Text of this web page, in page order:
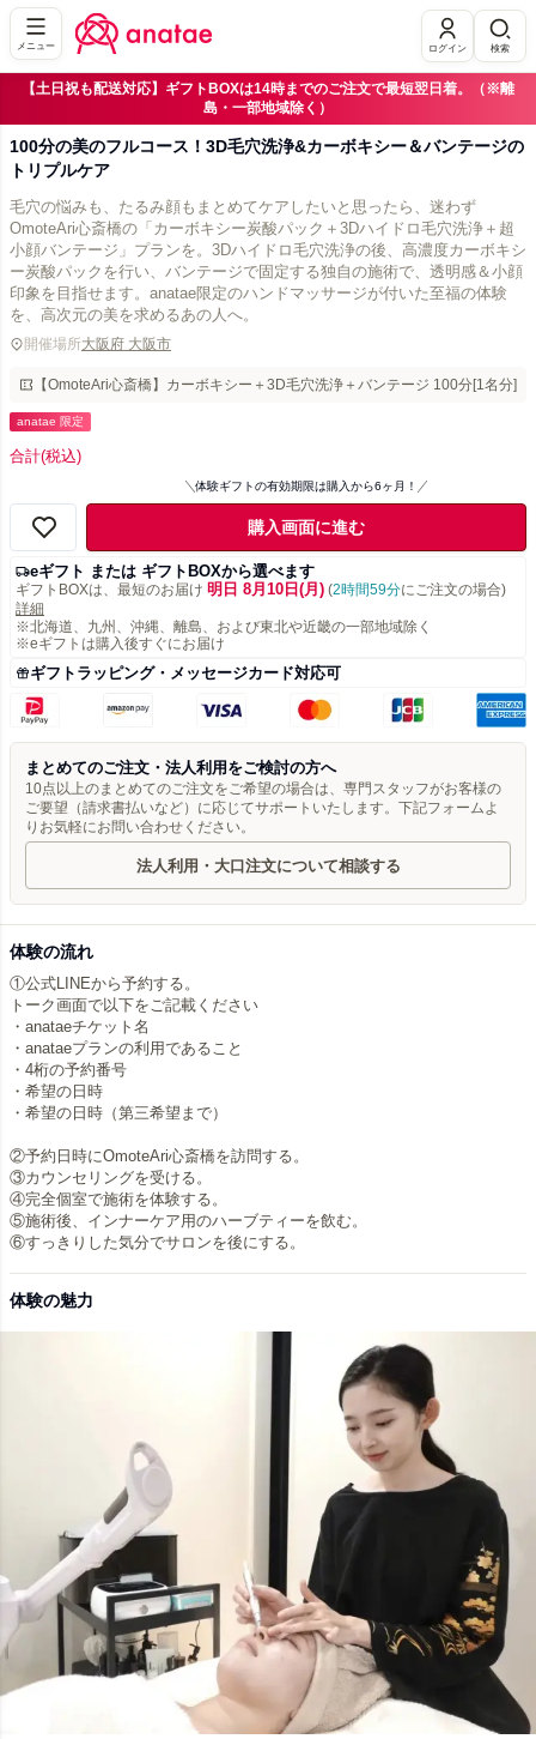
メニュー ログイン 検索
【土日祝も配送対応】ギフトBOXは14時までのご注文で最短翌日着。（※離
島・一部地域除く）
100分の美のフルコース！3D毛穴洗浄&カーボキシー＆バンテージの
トリプルケア
毛穴の悩みも、たるみ顔もまとめてケアしたいと思ったら、迷わず
OmoteAri心斎橋の「カーボキシー炭酸パック＋3Dハイドロ毛穴洗浄＋超
小顔バンテージ」プランを。3Dハイドロ毛穴洗浄の後、高濃度カーボキシ
ー炭酸パックを行い、バンテージで固定する独自の施術で、透明感＆小顔
印象を目指せます。anatae限定のハンドマッサージが付いた至福の体験
を、高次元の美を求めるあの人へ。
開催場所大阪府 大阪市
【OmoteAri心斎橋】カーボキシー＋3D毛穴洗浄＋バンテージ 100分[1名分]
anatae 限定
合計(税込)
体験ギフトの有効期限は購入から6ヶ月！
購入画面に進む
eギフト または ギフトBOXから選べます
ギフトBOXは、最短のお届け 明日 8月10日(月) (2時間59分にご注文の場合)
詳細
※北海道、九州、沖縄、離島、および東北や近畿の一部地域除く
※eギフトは購入後すぐにお届け
ギフトラッピング・メッセージカード対応可
まとめてのご注文・法人利用をご検討の方へ
10点以上のまとめてのご注文をご希望の場合は、専門スタッフがお客様の
ご要望（請求書払いなど）に応じてサポートいたします。下記フォームよ
りお気軽にお問い合わせください。
法人利用・大口注文について相談する
体験の流れ
①公式LINEから予約する。
トーク画面で以下をご記載ください
・anataeチケット名
・anataeプランの利用であること
・4桁の予約番号
・希望の日時
・希望の日時（第三希望まで）
②予約日時にOmoteAri心斎橋を訪問する。
③カウンセリングを受ける。
④完全個室で施術を体験する。
⑤施術後、インナーケア用のハーブティーを飲む。
体験の魅力